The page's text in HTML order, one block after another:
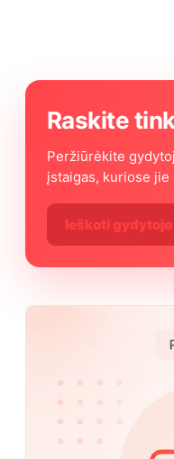
Raskite
Peržiūrėkite
įstaigas, kuriose jie
Ieškoti gydytojo